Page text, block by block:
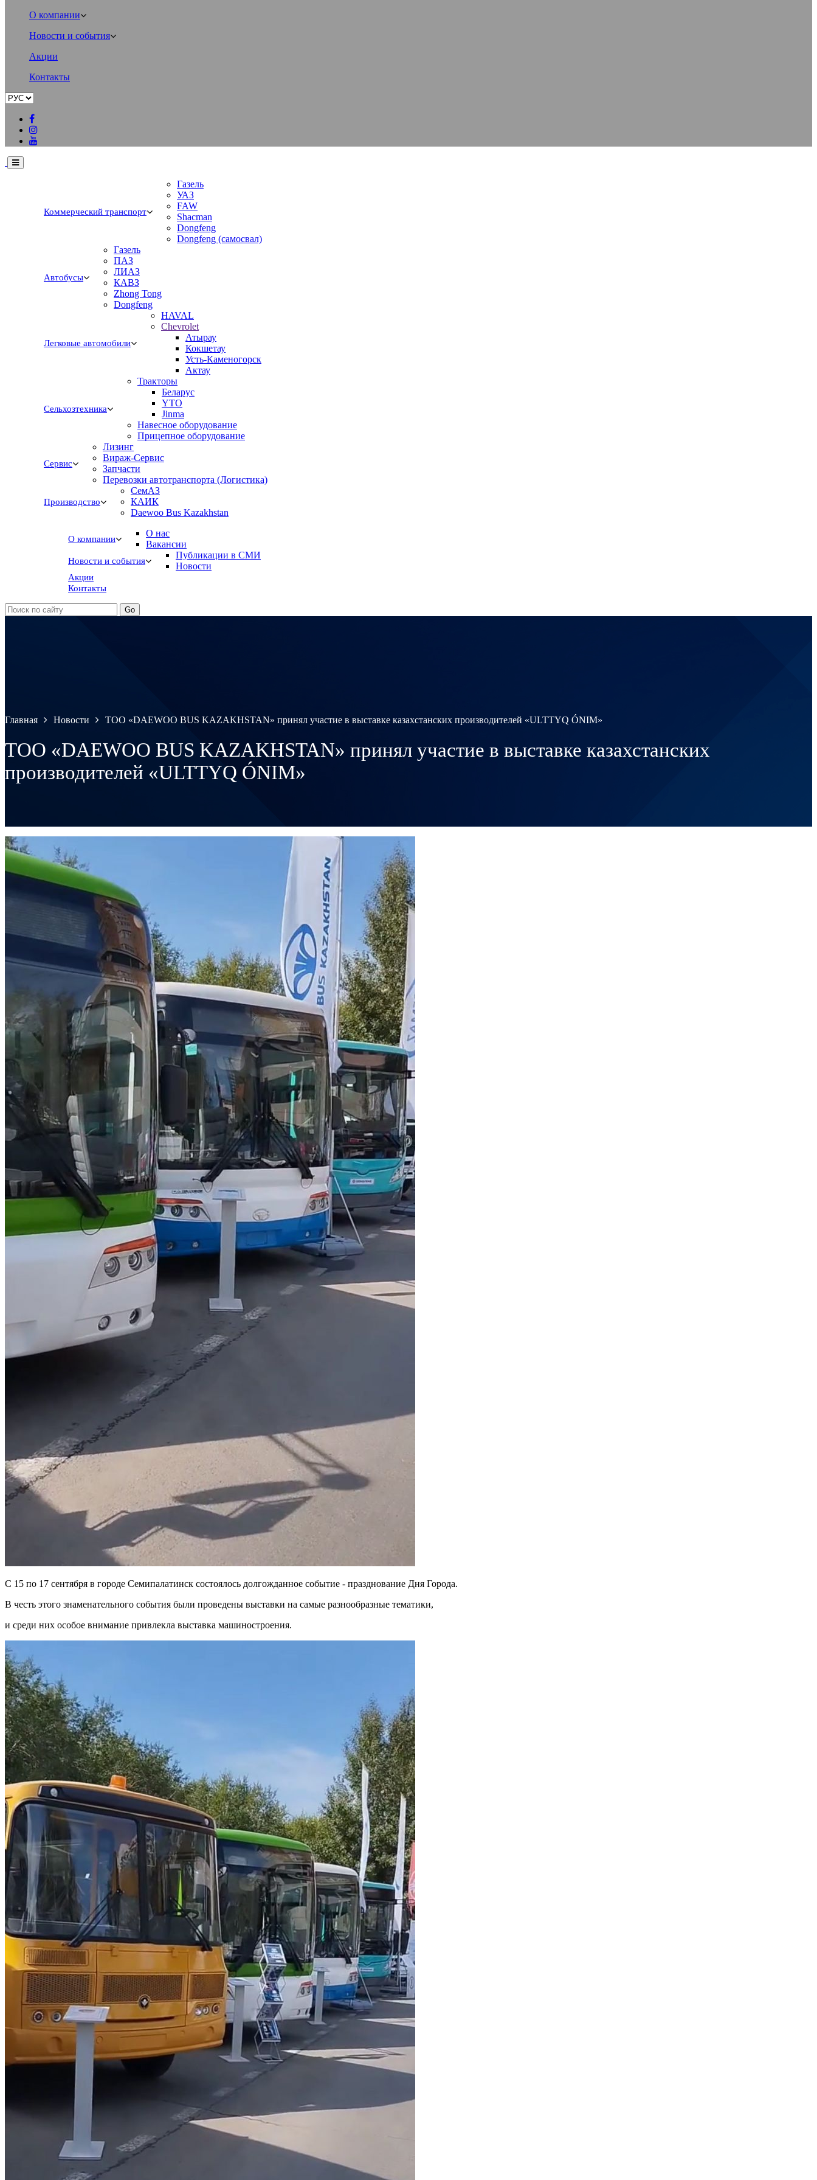
О компании
Новости и события
Акции
Контакты
Коммерческий транспорт
Газель
УАЗ
FAW
Shacman
Dongfeng
Dongfeng (самосвал)
Автобусы
Газель
ПАЗ
ЛИАЗ
КАВЗ
Zhong Tong
Dongfeng
Легковые автомобили
HAVAL
Chevrolet
Атырау
Кокшетау
Усть-Каменогорск
Актау
Сельхозтехника
Тракторы
Беларус
YTO
Jinma
Навесное оборудование
Прицепное оборудование
Сервис
Лизинг
Вираж-Сервис
Запчасти
Перевозки автотранспорта (Логистика)
Производство
СемАЗ
КАИК
Daewoo Bus Kazakhstan
О компании
О нас
Вакансии
Новости и события
Публикации в СМИ
Новости
Акции
Контакты
Главная Новости ТОО «DAEWOO BUS KAZAKHSTAN» принял участие в выставке казахстанских производителей «ULTTYQ ÓNIM»
ТОО «DAEWOO BUS KAZAKHSTAN» принял участие в выставке казахстанских
производителей «ULTTYQ ÓNIM»
С 15 по 17 сентября в городе Семипалатинск состоялось долгожданное событие - празднование Дня Города.
В честь этого знаменательного события были проведены выставки на самые разнообразные тематики,
и среди них особое внимание привлекла выставка машиностроения.